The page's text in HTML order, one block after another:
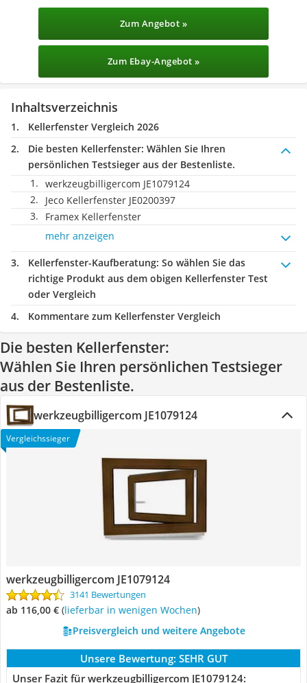
Zum Angebot »
Zum Ebay-Angebot »
Inhaltsverzeichnis
Kellerfenster Vergleich 2026
Die besten Kellerfenster: Wählen Sie Ihren
persönlichen Testsieger aus der Bestenliste.
werkzeugbilligercom JE1079124
Jeco Kellerfenster JE0200397
Framex Kellerfenster
mehr anzeigen
Kellerfenster-Kaufberatung: So wählen Sie das
richtige Produkt aus dem obigen Kellerfenster Test
oder Vergleich
Kommentare zum Kellerfenster Vergleich
Die besten Kellerfenster:
Wählen Sie Ihren persönlichen Testsieger
aus der Bestenliste.
werkzeugbilligercom JE1079124
Vergleichssieger
werkzeugbilligercom JE1079124
3141 Bewertungen
ab 116,00 € ( Lieferbar in wenigen Wochen)
Preisvergleich und weitere Angebote
Unsere Bewertung: SEHR GUT
Unser Fazit für werkzeugbilligercom JE1079124: